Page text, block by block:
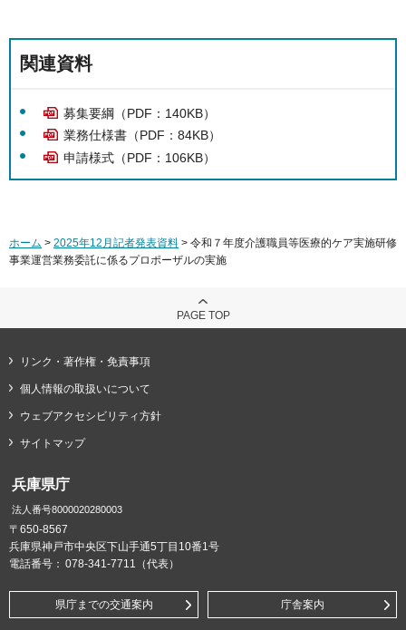
関連資料
募集要綱（PDF：140KB）
業務仕様書（PDF：84KB）
申請様式（PDF：106KB）
ホーム > 2025年12月記者発表資料 > 令和７年度介護職員等医療的ケア実施研修
事業運営業務委託に係るプロポーザルの実施
PAGE TOP
リンク・著作権・免責事項
個人情報の取扱いについて
ウェブアクセシビリティ方針
サイトマップ
兵庫県庁
法人番号8000020280003
〒650-8567
兵庫県神戸市中央区下山手通5丁目10番1号
電話番号： 078-341-7711（代表）
県庁までの交通案内 庁舎案内